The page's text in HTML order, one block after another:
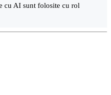
cu AI sunt folosite cu rol